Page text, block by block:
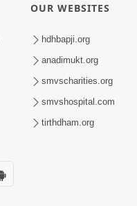
OUR WEBSITES
hdhbapji.org
anadimukt.org
smvscharities.org
smvshospital.com
tirthdham.org